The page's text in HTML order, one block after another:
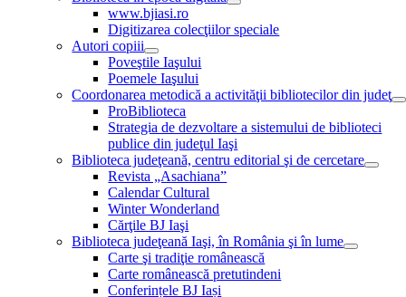
www.bjiasi.ro
Digitizarea colecţiilor speciale
Autori copiii
Poveştile Iaşului
Poemele Iaşului
Coordonarea metodică a activităţii bibliotecilor din judeţ
ProBiblioteca
Strategia de dezvoltare a sistemului de biblioteci
publice din judeţul Iaşi
Biblioteca judeţeană, centru editorial şi de cercetare
Revista „Asachiana”
Calendar Cultural
Winter Wonderland
Cărţile BJ Iaşi
Biblioteca judeţeană Iaşi, în România şi în lume
Carte şi tradiţie românească
Carte românească pretutindeni
Conferințele BJ Iași